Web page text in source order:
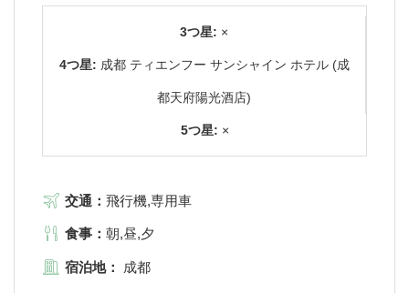
3つ星: ×
4つ星: 成都 ティエンフー サンシャイン ホテル (成
都天府陽光酒店)
5つ星: ×
交通： 飛行機,専用車
食事： 朝,昼,夕
宿泊地： 成都